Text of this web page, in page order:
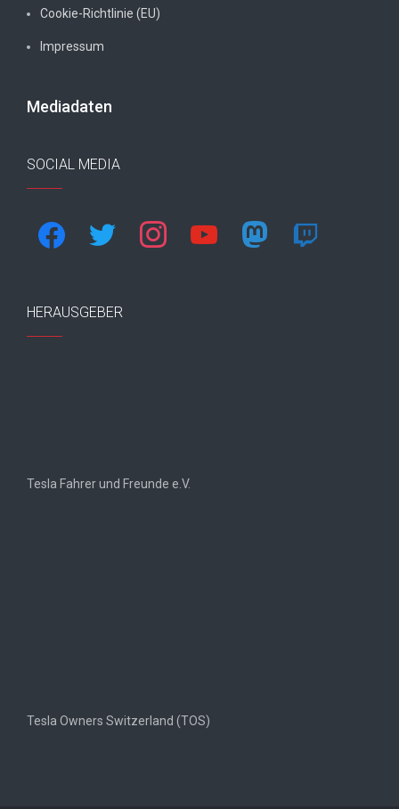
Cookie-Richtlinie (EU)
Impressum
Mediadaten
SOCIAL MEDIA
facebook twitter instagram youtube mastodon twitch
HERAUSGEBER
Tesla Fahrer und Freunde e.V.
Tesla Owners Switzerland (TOS)